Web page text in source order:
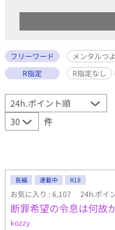
フリーワード
メンタルつ
R指定
R指定なし
件
長編 連載中 R18
お気に入り : 6,107 24h.ポイ
断罪希望の令息は何故
kozzy